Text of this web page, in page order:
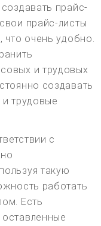
прайс-
прайс-листы
что очень удобно.
и трудовых
создавать
трудовые
с
такую
работать
Есть